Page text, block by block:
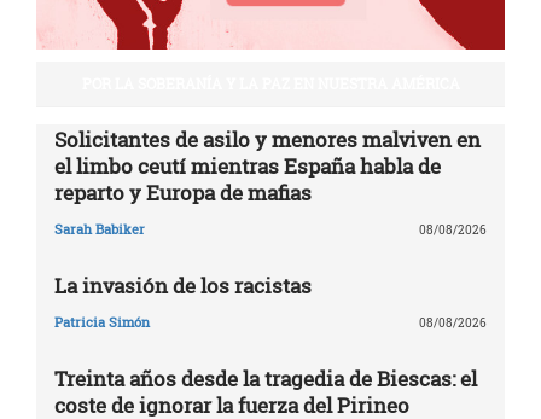
Solicitantes de asilo y menores malviven en
el limbo ceutí mientras España habla de
reparto y Europa de mafias
Sarah Babiker 08/08/2026
La invasión de los racistas
Patricia Simón 08/08/2026
Treinta años desde la tragedia de Biescas: el
coste de ignorar la fuerza del Pirineo